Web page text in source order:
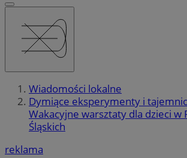
Wiadomości lokalne
Dymiące eksperymenty i
Wakacyjne warsztaty dla dzieci w
Śląskich
reklama